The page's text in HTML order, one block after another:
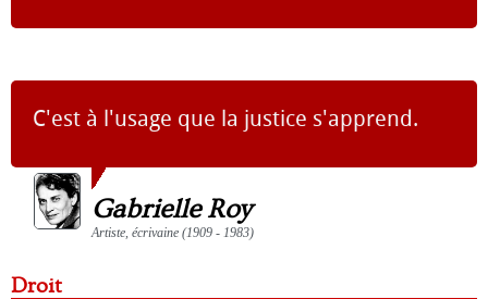
C'est à l'usage que la justice s'apprend.
Gabrielle Roy
Artiste, écrivaine (1909 - 1983)
Droit